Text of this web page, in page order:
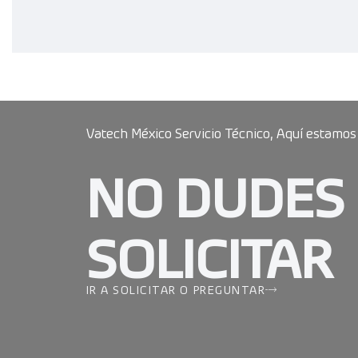
Vatech México Servicio Técnico, Aquí estamos
NO DUDES
SOLICITAR
IR A SOLICITAR O PREGUNTAR